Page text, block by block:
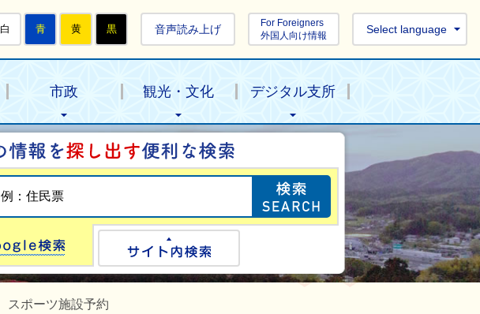
白 青 黄 黒 音声読み上げ
For Foreigners
外国人向け情報
Select language
市政 観光・文化 デジタル支所
目的の情報を探
Google検索
スポーツ施設予約